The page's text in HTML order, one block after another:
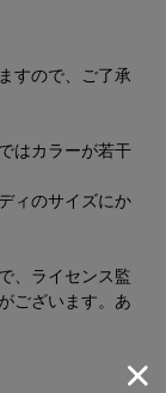
すので、ご了承
はカラーが若干
ィのサイズにか
、ライセンス監
ございます。あ